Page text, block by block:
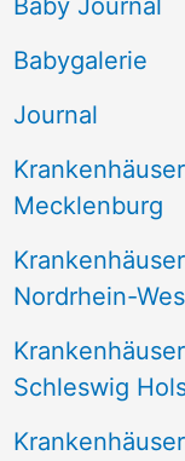
n
c
:
Babygalerie
Journal
Mecklenburg
Nordrhein-
Schleswig